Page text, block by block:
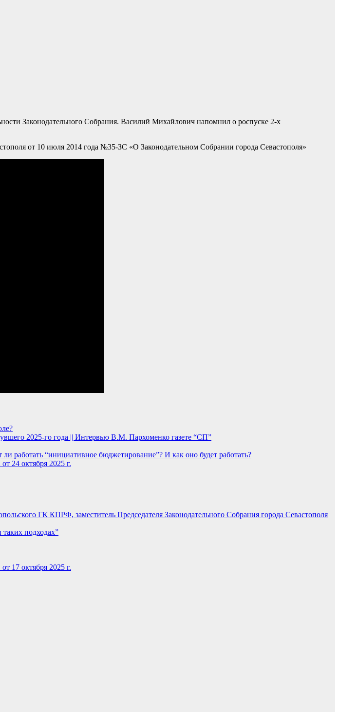
Законодательного Собрания. Василий Михайлович напомнил о роспуске 2-х
от 10 июля 2014 года №35-ЗС «О Законодательном Собрании города Севастополя»
2025-го года || Интервью В.М. Пархоменко газете “СП”
ли работать “инициативное бюджетирование”? И как оно будет работать?
24 октября 2025 г.
ГК КПРФ, заместитель Председателя Законодательного Собрания города Севастополя
подходах”
17 октября 2025 г.